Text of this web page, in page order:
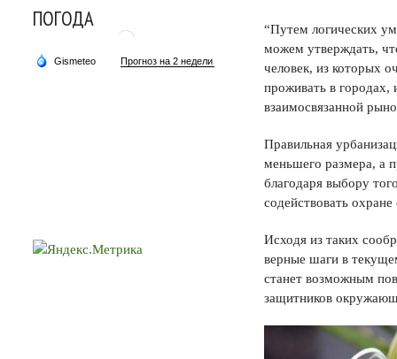
“Путем логических
можем утверждать,
человек, из которых
проживать в городах,
взаимосвязанной
Правильная
меньшего размера, а
благодаря выбору
содействовать
Исходя из таких
верные шаги в
станет возможным
защитников
ПОГОДА